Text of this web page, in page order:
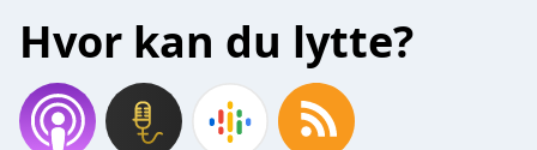
Hvor kan du lytte?